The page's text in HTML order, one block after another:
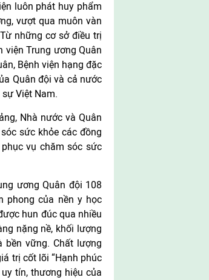
luôn phát huy phẩm
vượt qua muôn vàn
những cơ sở điều trị
viện Trung ương Quân
Bệnh viện hạng đặc
Quân đội và cả nước
Việt Nam.
Nhà nước và Quân
sức khỏe các đồng
vụ chăm sóc sức
ương Quân đội 108
phong của nền y học
hun đúc qua nhiều
nặng nề, khối lượng
bền vững. Chất lượng
trị cốt lõi “Hạnh phúc
tín, thương hiệu của